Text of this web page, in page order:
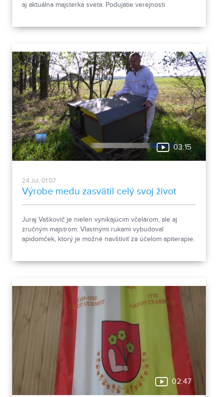
aj aktuálna majsterka sveta. Podujatie verejnosti
03:15
24.Jul, 01:07
Výrobe medu zasvätil celý svoj život
Juraj Vaškovič je nielen vynikajúcim včelárom, ale aj
zručným majstrom. Vlastnými rukami vybudoval
apidomček, ktorý je možné navštíviť za účelom apiterapie.
02:47